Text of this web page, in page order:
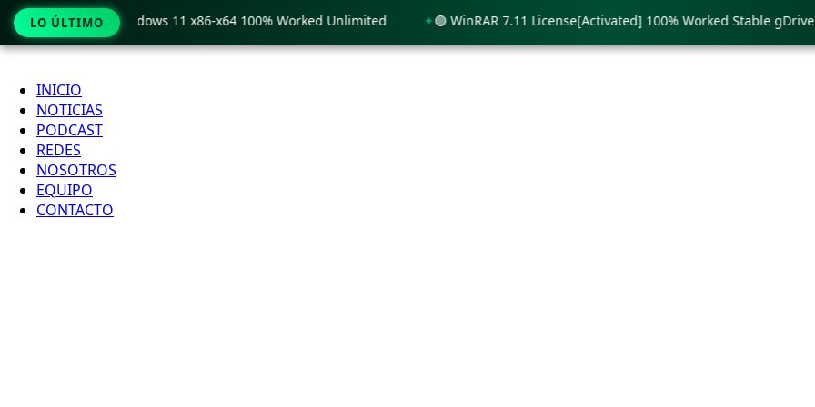
Ir
contenido
INICIO
NOTICIAS
PODCAST
REDES
NOSOTROS
EQUIPO
CONTACTO
LO ÚLTIMO
Crack only Windows 11 x86-x64 100% Worked Unlimited 🟢 WinRAR 7.11 License[Activated] 100% Worked Stable gDrive